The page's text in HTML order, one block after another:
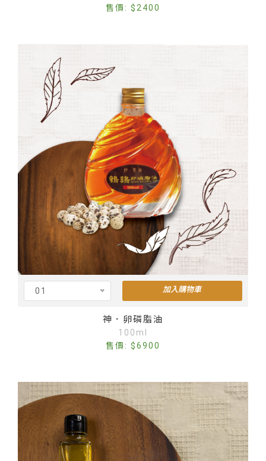
售價: $2400
01 加入購物車
神．卵磷脂油
100ml
售價: $6900